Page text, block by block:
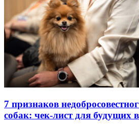
7 признаков
собак: чек-лист для будущих